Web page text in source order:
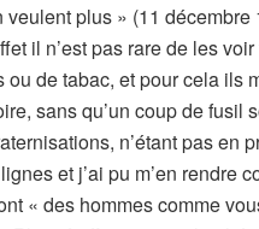
plus » (11
il n’est pas rare de les
de tabac, et pour cela ils
sans qu’un coup de fusil
n’étant pas en
lignes et j’ai pu m’en rendre
« des hommes comme